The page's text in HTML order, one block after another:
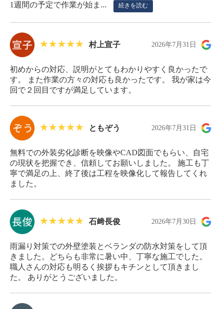
1週間の予定で作業が始ま...
続きを読む
村上宣子 2026年7月31日
初めからの対応、説明がとてもわかりやすく良かったで
す。 また作業の方々の対応も良かったです。 我が家は今
回で２回目ですが満足しています。
ともぞう 2026年7月31日
無料での外装劣化診断を映像やCAD図面でもらい、自宅
の現状を把握でき、信頼してお願いしました。 施工も丁
寧で満足の上、終了後は工程を映像化して報告してくれ
ました。
石﨑長俊 2026年7月30日
雨漏り対策での外壁塗装とベランダの防水対策をして頂
きました。どちらも非常に暑い中、丁寧な施工でした。
職人さんの対応も明るく挨拶もキチンとして頂きまし
た。 ありがとうございました。